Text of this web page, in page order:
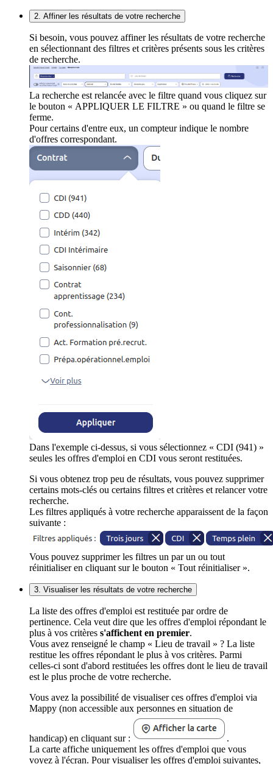
2. Affiner les résultats de votre recherche
Si besoin, vous pouvez affiner les résultats de votre recherche
en sélectionnant des filtres et critères présents sous les critères
de recherche.
La recherche est relancée avec le filtre quand vous cliquez sur
le bouton « APPLIQUER LE FILTRE » ou quand le filtre se
ferme.
Pour certains d'entre eux, un compteur indique le nombre
d'offres correspondant.
Dans l'exemple ci-dessus, si vous sélectionnez « CDI (941) »
seules les offres d'emploi en CDI vous seront restituées.
Si vous obtenez trop peu de résultats, vous pouvez supprimer
certains mots-clés ou certains filtres et critères et relancer votre
recherche.
Les filtres appliqués à votre recherche apparaissent de la façon
suivante :
Vous pouvez supprimer les filtres un par un ou tout
réinitialiser en cliquant sur le bouton « Tout réinitialiser ».
3. Visualiser les résultats de votre recherche
La liste des offres d'emploi est restituée par ordre de
pertinence. Cela veut dire que les offres d'emploi répondant le
plus à vos critères s'affichent en premier.
Vous avez renseigné le champ « Lieu de travail » ? La liste
restitue les offres répondant le plus à vos critères. Parmi
celles-ci sont d'abord restituées les offres dont le lieu de travail
est le plus proche de votre recherche.
Vous avez la possibilité de visualiser ces offres d'emploi via
Mappy (non accessible aux personnes en situation de
handicap) en cliquant sur :
.
La carte affiche uniquement les offres d'emploi que vous
voyez à l'écran. Pour visualiser les offres d'emploi suivantes,